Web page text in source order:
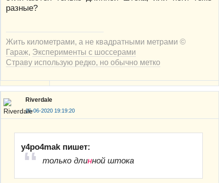
разные?
Жить километрами, а не квадратными метрами ©
Гараж, Эксперименты с шоссерами
Страву использую редко, но обычно метко
Riverdale
16-06-2020 19:19:20
y4po4mak пишет:
только длинной штока